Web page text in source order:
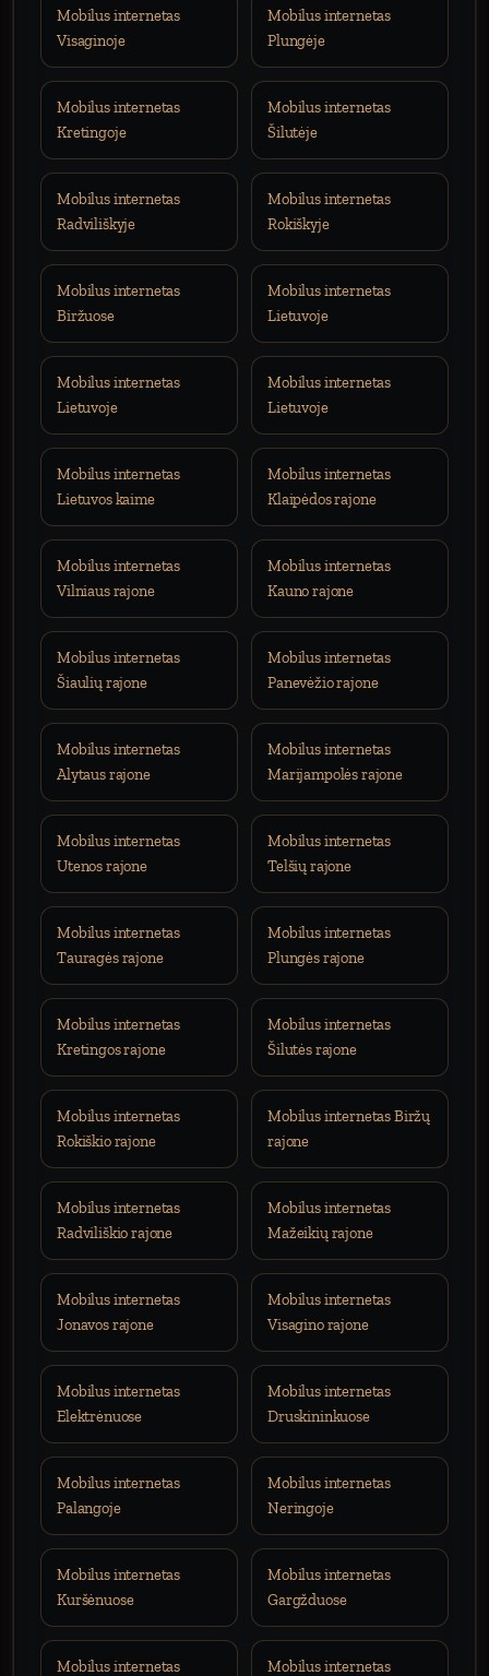
Mobilus internetas
Visaginoje
Mobilus internetas
Plungėje
Mobilus internetas
Kretingoje
Mobilus internetas
Šilutėje
Mobilus internetas
Radviliškyje
Mobilus internetas
Rokiškyje
Mobilus internetas
Biržuose
Mobilus internetas
Lietuvoje
Mobilus internetas
Lietuvoje
Mobilus internetas
Lietuvoje
Mobilus internetas
Lietuvos kaime
Mobilus internetas
Klaipėdos rajone
Mobilus internetas
Vilniaus rajone
Mobilus internetas
Kauno rajone
Mobilus internetas
Šiaulių rajone
Mobilus internetas
Panevėžio rajone
Mobilus internetas
Alytaus rajone
Mobilus internetas
Marijampolės rajone
Mobilus internetas
Utenos rajone
Mobilus internetas
Telšių rajone
Mobilus internetas
Tauragės rajone
Mobilus internetas
Plungės rajone
Mobilus internetas
Kretingos rajone
Mobilus internetas
Šilutės rajone
Mobilus internetas
Rokiškio rajone
Mobilus internetas Biržų
rajone
Mobilus internetas
Radviliškio rajone
Mobilus internetas
Mažeikių rajone
Mobilus internetas
Jonavos rajone
Mobilus internetas
Visagino rajone
Mobilus internetas
Elektrėnuose
Mobilus internetas
Druskininkuose
Mobilus internetas
Palangoje
Mobilus internetas
Neringoje
Mobilus internetas
Kuršėnuose
Mobilus internetas
Gargžduose
Mobilus internetas Mobilus internetas